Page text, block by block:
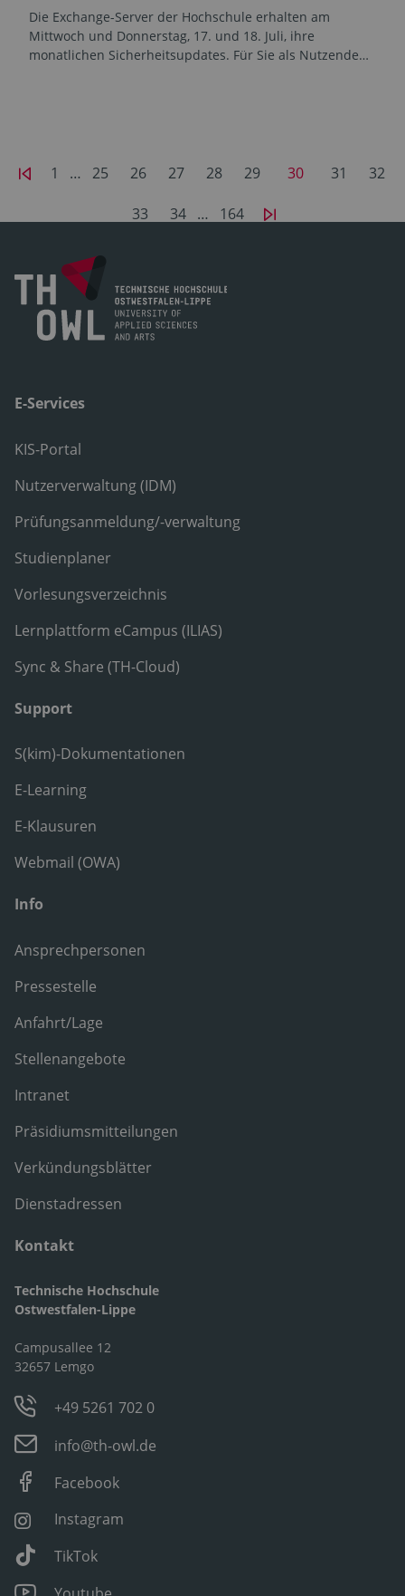
Die Exchange-Server der Hochschule erhalten am
Mittwoch und Donnerstag, 17. und 18. Juli, ihre
monatlichen Sicherheitsupdates. Für Sie als Nutzende…
1 … 25 26 27 28 29 30 31 32
33 34 … 164
E-Services
KIS-Portal
Nutzerverwaltung (IDM)
Prüfungsanmeldung/-verwaltung
Studienplaner
Vorlesungsverzeichnis
Lernplattform eCampus (ILIAS)
Sync & Share (TH-Cloud)
Support
S(kim)-Dokumentationen
E-Learning
E-Klausuren
Webmail (OWA)
Info
Ansprechpersonen
Pressestelle
Anfahrt/Lage
Stellenangebote
Intranet
Präsidiumsmitteilungen
Verkündungsblätter
Dienstadressen
Kontakt
Technische Hochschule
Ostwestfalen-Lippe
Campusallee 12
32657 Lemgo
+49 5261 702 0
info@th-owl.de
Facebook
Instagram
TikTok